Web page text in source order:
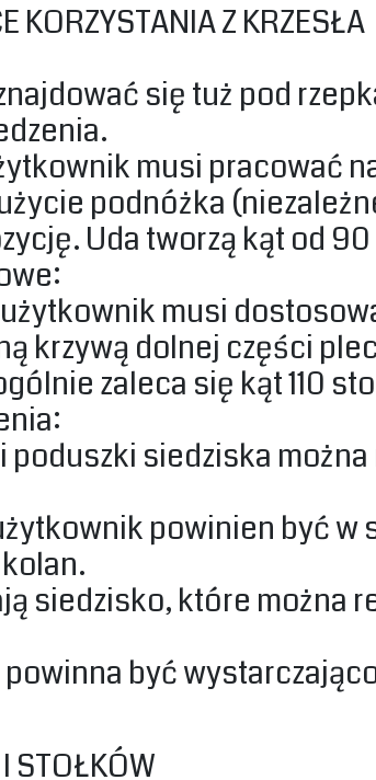
KORZYSTANIA Z KRZESŁA‎
się tuż pod
musi pracować
podnóżka
Uda tworzą kąt od 90
musi
krzywą dolnej części
zaleca się kąt 110
poduszki siedziska
powinien być
siedzisko, które można
być
STOŁKÓW‎